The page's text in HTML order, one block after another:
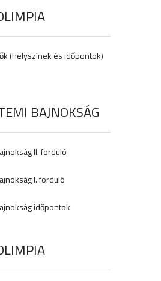
(helyszínek és időpontok)
BAJNOKSÁG
II. forduló
I. forduló
időpontok